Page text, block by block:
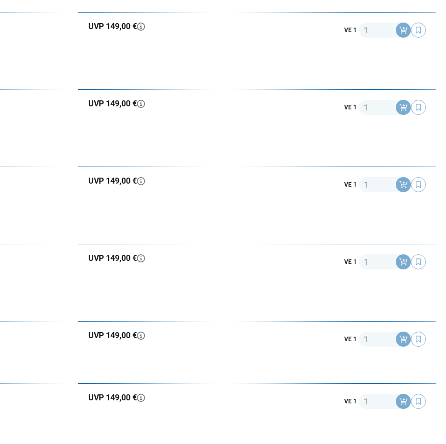
UVP 149,00 € VE 1 Anzahl
UVP 149,00 € VE 1 Anzahl
UVP 149,00 € VE 1 Anzahl
UVP 149,00 € VE 1 Anzahl
UVP 149,00 € VE 1 Anzahl
UVP 149,00 € VE 1 Anzahl